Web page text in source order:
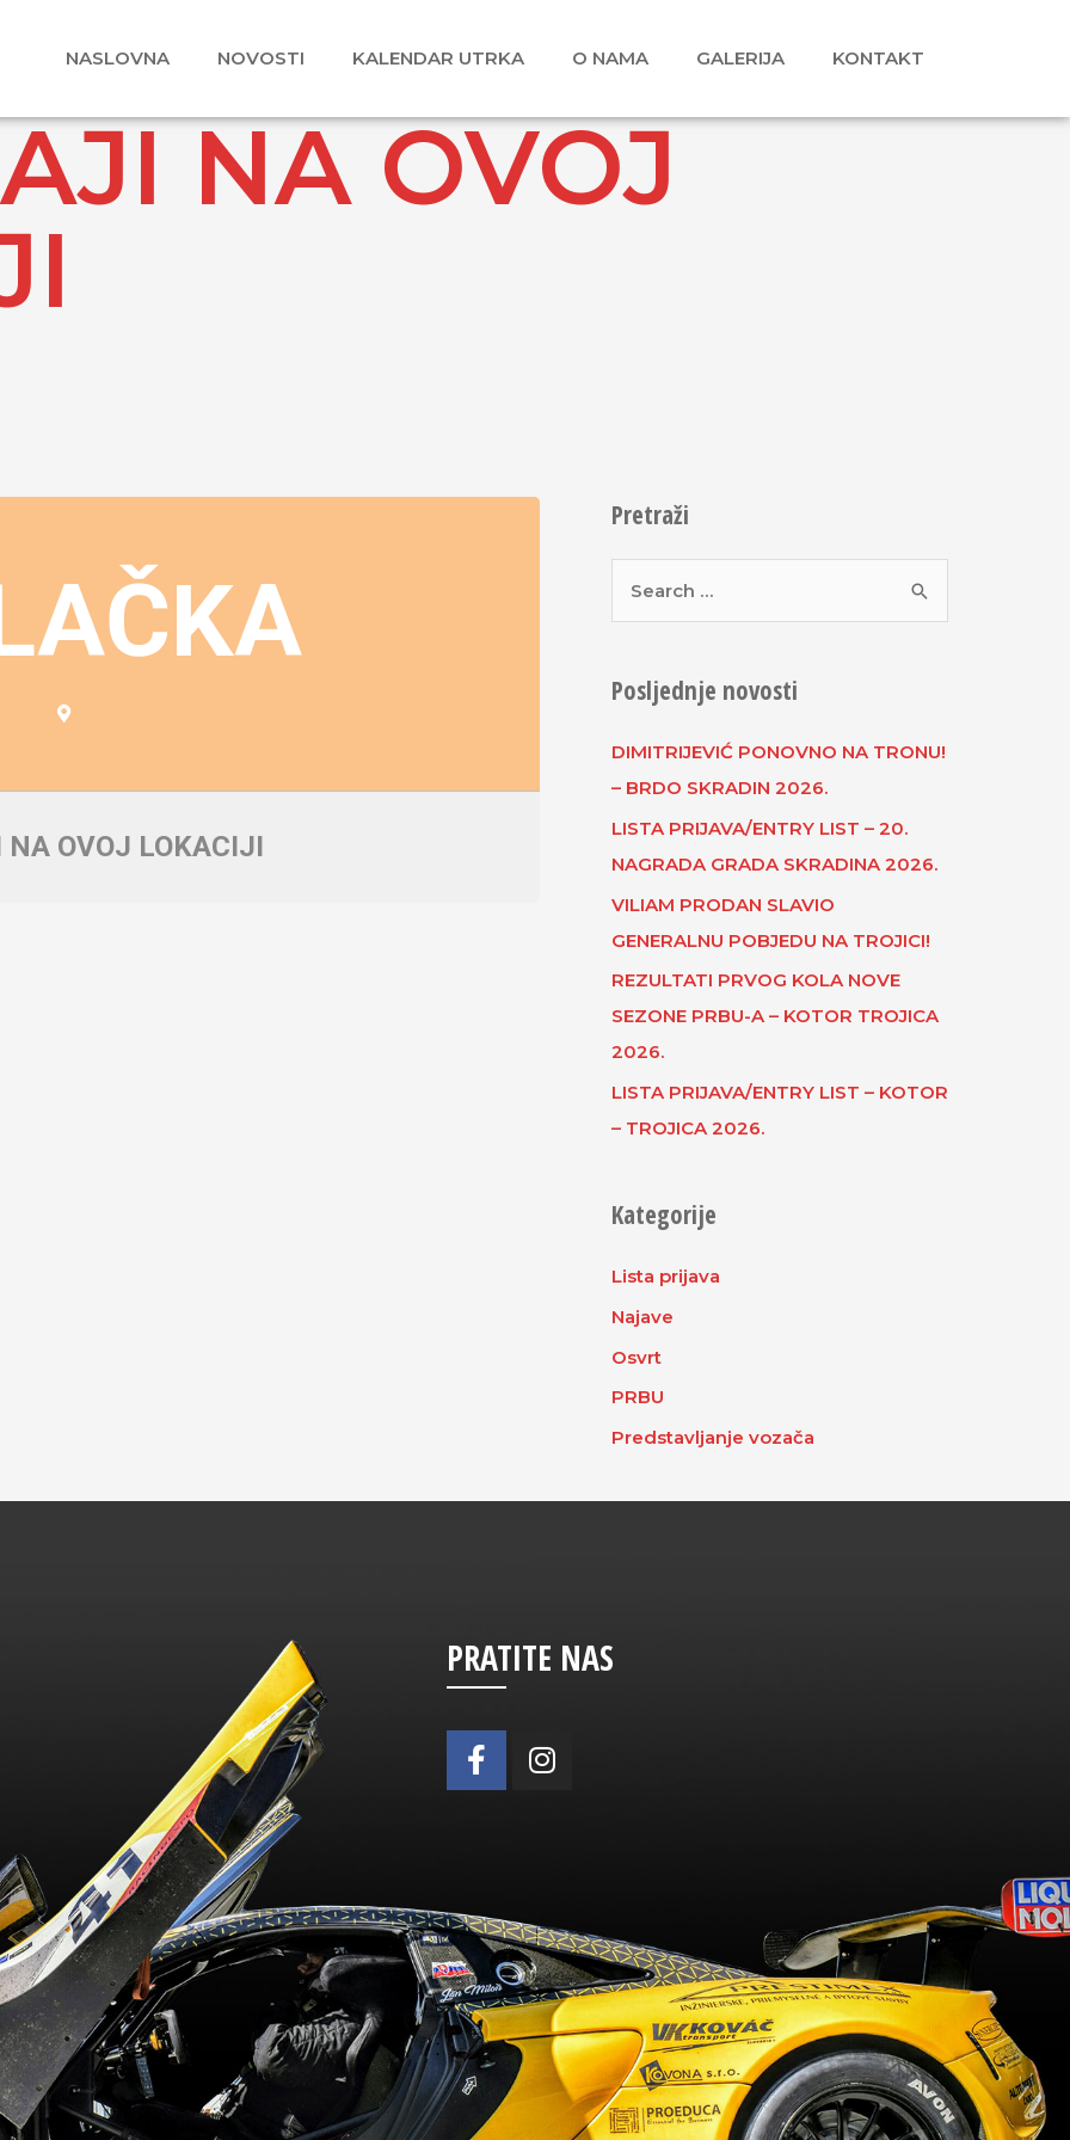
NASLOVNA NOVOSTI KALENDAR UTRKA O NAMA GALERIJA KONTAKT
NA OVOJ
NA OVOJ LOKACIJI
Pretraži
Posljednje novosti
DIMITRIJEVIĆ PONOVNO NA TRONU!
– BRDO SKRADIN 2026.
LISTA PRIJAVA/ENTRY LIST – 20.
NAGRADA GRADA SKRADINA 2026.
VILIAM PRODAN SLAVIO
GENERALNU POBJEDU NA TROJICI!
REZULTATI PRVOG KOLA NOVE
SEZONE PRBU-A – KOTOR TROJICA
2026.
LISTA PRIJAVA/ENTRY LIST – KOTOR
– TROJICA 2026.
Kategorije
Lista prijava
Najave
Osvrt
PRBU
Predstavljanje vozača
PRATITE NAS